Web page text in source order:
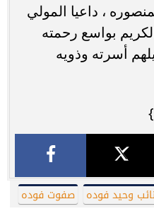
، داعيا المولي
بواسع رحمته
أسرته وذويه
وحيد فوده صفوت فوده